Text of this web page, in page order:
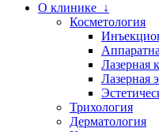
О клинике ↓
Косметология
Лазерная
Лазерная
Трихология
Дерматология